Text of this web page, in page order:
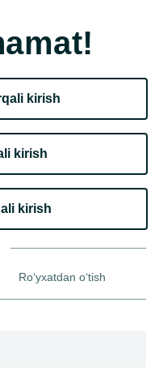
kirish​
kirish
kirish
Ro‘yxatdan o‘tish